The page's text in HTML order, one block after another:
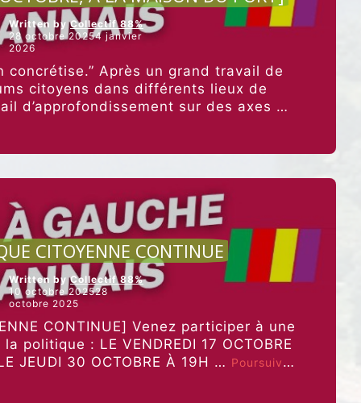
Written byCollectif 88%
28 octobre 20254 janvier
2026
concrétise.” Après un grand travail de
citoyens dans différents lieux de
d’approfondissement sur des axes de
OCTOBRE,
DU
PORT]”
ET ALIMENTATION
CITOYENNE CONTINUE
Written byCollectif 88%
10 octobre 202528
octobre 2025
CONTINUE] Venez participer à une
politique : LE VENDREDI 17 OCTOBRE
JEUDI 30 OCTOBRE À 19H … Poursuivre